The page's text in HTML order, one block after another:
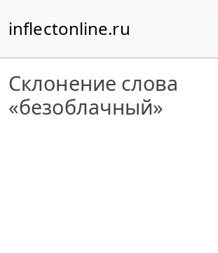
inflectonline.ru
Склонение слова
«безоблачный»